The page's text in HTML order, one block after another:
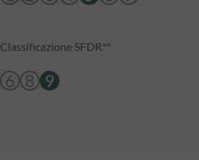
Classificazione SFDR**
6 8 9